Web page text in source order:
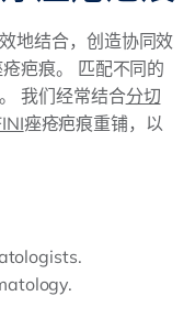
地结合，创造协同效
疤痕。 匹配不同的
我们经常结合分切
痤疮疤痕重铺，以